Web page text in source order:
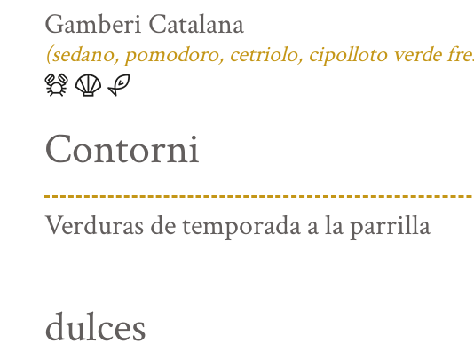
Gamberi Catalana
(sedano, pomodoro, cetriolo, cipolloto verde
Contorni
Verduras de temporada a la parrilla
dulces